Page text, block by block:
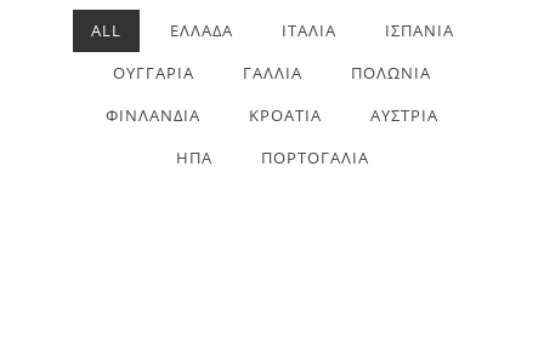
ALL ΕΛΛΑΔΑ ΙΤΑΛΙΑ
ΙΣΠΑΝΙΑ
ΟΥΓΓΑΡΙΑ
ΓΑΛΛΙΑ
ΠΟΛΩΝΙΑ
ΦΙΝΛΑΝΔΙΑ
ΚΡΟΑΤΙΑ
ΑΥΣΤΡΙΑ
ΗΠΑ
ΠΟΡΤΟΓΑΛΙΑ